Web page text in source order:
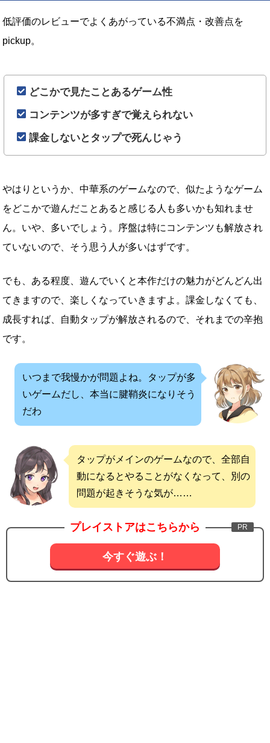
低評価のレビューでよくあがっている不満点・改善点を
pickup。
どこかで見たことあるゲーム性
コンテンツが多すぎで覚えられない
課金しないとタップで死んじゃう
やはりというか、中華系のゲームなので、似たようなゲーム
をどこかで遊んだことあると感じる人も多いかも知れませ
ん。いや、多いでしょう。序盤は特にコンテンツも解放され
ていないので、そう思う人が多いはずです。
でも、ある程度、遊んでいくと本作だけの魅力がどんどん出
てきますので、楽しくなっていきますよ。課金しなくても、
成長すれば、自動タップが解放されるので、それまでの辛抱
です。
いつまで我慢かが問題よね。タップが多
いゲームだし、本当に腱鞘炎になりそう
だわ
タップがメインのゲームなので、全部自
動になるとやることがなくなって、別の
問題が起きそうな気が……
プレイストアはこちらから
今すぐ遊ぶ！